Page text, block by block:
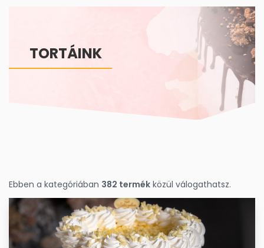
TORTÁINK
Ebben a kategóriában 382 termék közül válogathatsz.